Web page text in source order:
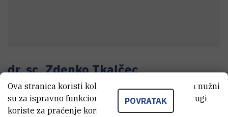
dr. sc.ZdenkoTkalčec
Viši znanstveni suradnik
POVRATAK
Ova stranica koristi kolačiće. Neki od tih kolačića nužni
su za ispravno funkcioniranje stranice, dok se drugi
koriste za praćenje korištenja stranice radi